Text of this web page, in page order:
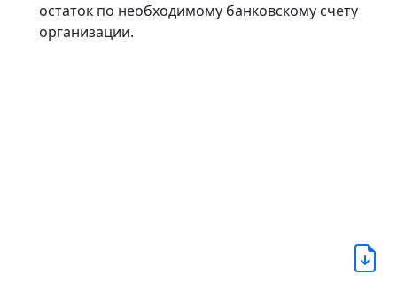
остаток по необходимому банковскому счету
организации.